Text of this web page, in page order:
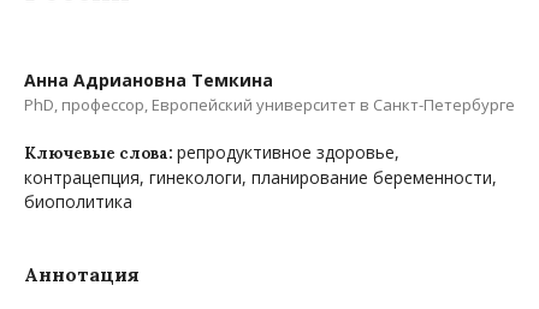
Анна Адриановна Темкина
PhD, профессор, Европейский университет в Санкт-Петербурге
Ключевые слова: репродуктивное здоровье,
контрацепция, гинекологи, планирование беременности,
биополитика
Аннотация